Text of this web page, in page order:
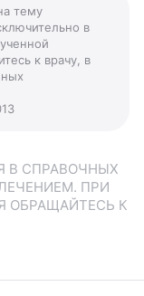
тему
в
к врачу, в
В СПРАВОЧНЫХ
ПРИ
ОБРАЩАЙТЕСЬ К